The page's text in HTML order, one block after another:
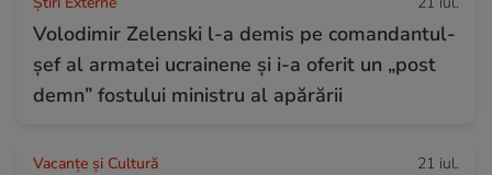
Volodimir Zelenski l-a demis pe comandantul-
șef al armatei ucrainene și i-a oferit un „post
demn” fostului ministru al apărării
Vacanțe și Cultură 21 iul.